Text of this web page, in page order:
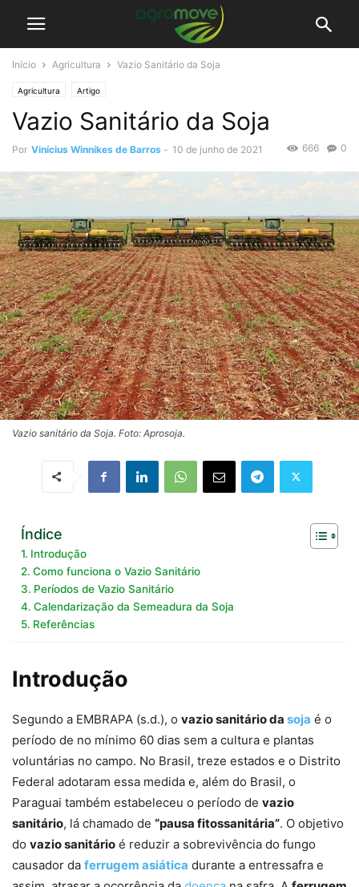
Início Agricultura Vazio Sanitário da Soja
Agricultura Artigo
Vazio Sanitário da Soja
Por Vinícius Winnikes de Barros - 10 de junho de 2021 0
666
Vazio sanitário da Soja. Foto: Aprosoja.
Índice
Introdução
Como funciona o Vazio Sanitário
Períodos de Vazio Sanitário
Calendarização da Semeadura da Soja
Referências
Introdução
Segundo a EMBRAPA (s.d.), o vazio sanitário da soja é o
período de no mínimo 60 dias sem a cultura e plantas
voluntárias no campo. No Brasil, treze estados e o Distrito
Federal adotaram essa medida e, além do Brasil, o
Paraguai também estabeleceu o período de vazio
sanitário, lá chamado de “pausa fitossanitária”. O objetivo
do vazio sanitário é reduzir a sobrevivência do fungo
causador da ferrugem asiática durante a entressafra e